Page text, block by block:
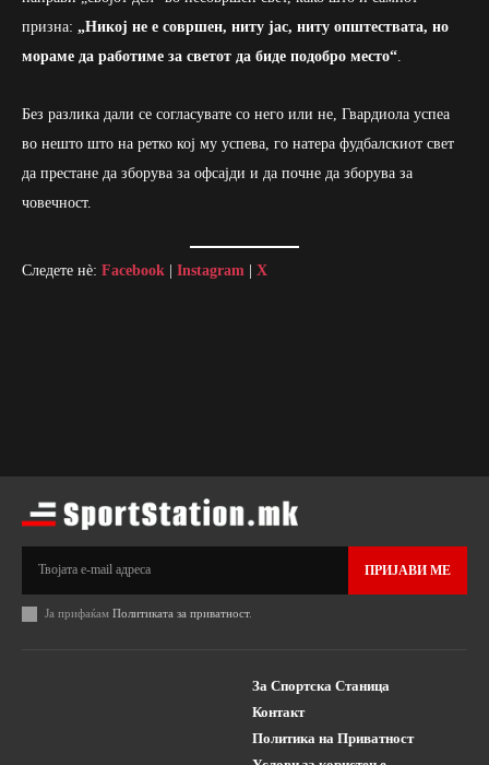
призна: „Никој не е совршен, ниту јас, ниту општествата, но
мораме да работиме за светот да биде подобро место“
Без разлика дали се согласувате со него или не, Гвардиола успеа
во нешто што на ретко кој му успева, го натера фудбалскиот свет
да престане да зборува за офсајди и да почне да зборува за
човечност.
Следете нè: Facebook Instagram X
ПРИЈАВИ МЕ
Ја прифаќам Политиката за приватност.
За Спортска Станица
Контакт
Политика на Приватност